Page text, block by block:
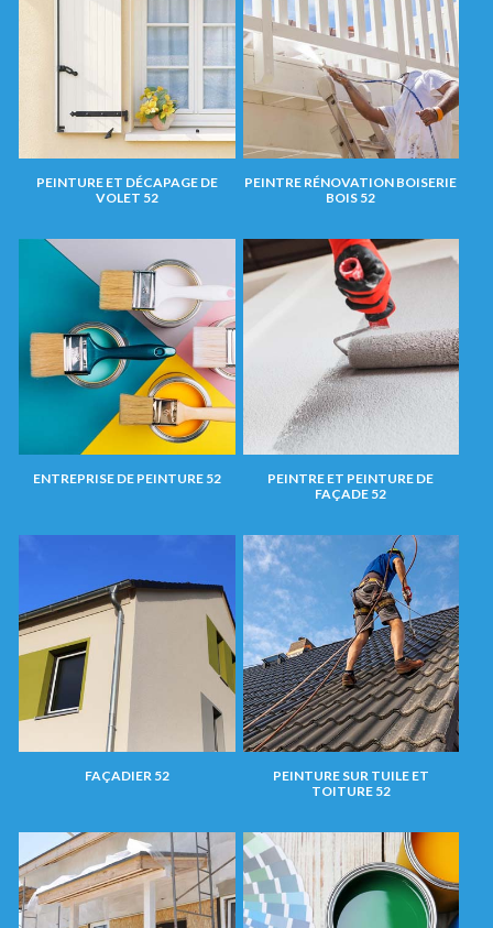
PEINTURE ET DÉCAPAGE DE
VOLET 52
PEINTRE RÉNOVATION BOISERIE
BOIS 52
ENTREPRISE DE PEINTURE 52
PEINTRE ET PEINTURE DE
FAÇADE 52
FAÇADIER 52
PEINTURE SUR TUILE ET
TOITURE 52